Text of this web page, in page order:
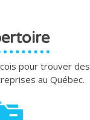
pour trouver des
au Québec.